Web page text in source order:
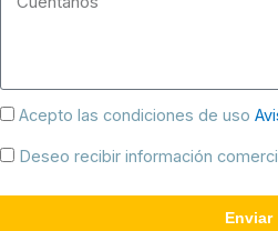
Acepto las condiciones de uso
Deseo recibir información
Enviar